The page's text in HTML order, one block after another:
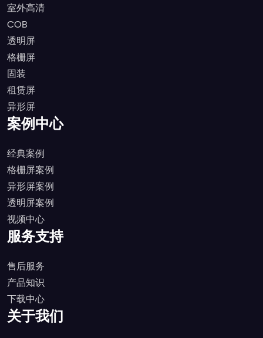
室外高清
COB
透明屏
格栅屏
固装
租赁屏
异形屏
案例中心
经典案例
格栅屏案例
异形屏案例
透明屏案例
视频中心
服务支持
售后服务
产品知识
下载中心
关于我们